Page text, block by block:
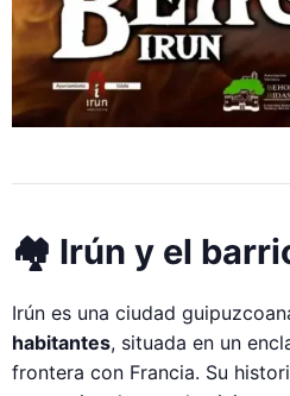
🏘️ Irún y el
Irún es una ciudad
habitantes, situada en un
frontera con Francia. Su